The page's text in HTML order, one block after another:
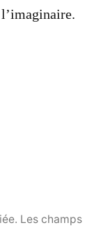
Les champs